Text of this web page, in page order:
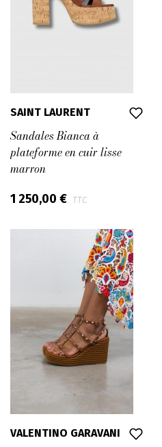
SAINT LAURENT
Sandales Bianca à
plateforme en cuir lisse
marron
1 250,00 € TTC
VALENTINO GARAVANI